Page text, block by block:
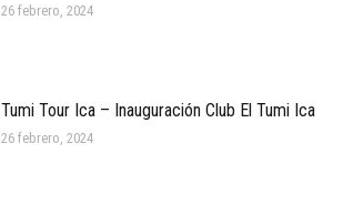
26 febrero, 2024
Tumi Tour Ica – Inauguración Club El Tumi Ica
26 febrero, 2024